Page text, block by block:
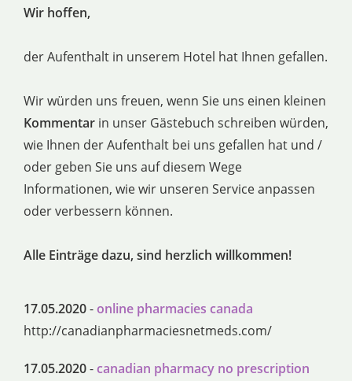
Wir hoffen,
der Aufenthalt in unserem Hotel hat Ihnen gefallen.
Wir würden uns freuen, wenn Sie uns einen kleinen
Kommentar in unser Gästebuch schreiben würden,
wie Ihnen der Aufenthalt bei uns gefallen hat und /
oder geben Sie uns auf diesem Wege
Informationen, wie wir unseren Service anpassen
oder verbessern können.
Alle Einträge dazu, sind herzlich willkommen!
17.05.2020-online pharmacies canada
http://canadianpharmaciesnetmeds.com/
17.05.2020-canadian pharmacy no prescription